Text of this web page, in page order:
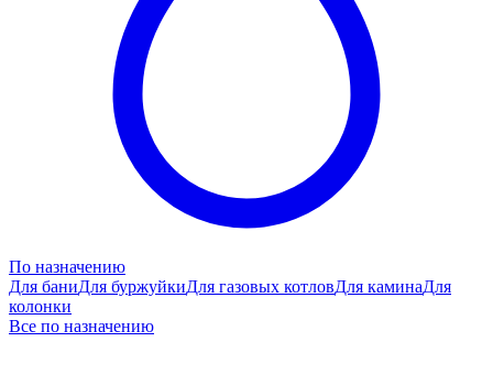
По назначению
Для баниДля буржуйкиДля газовых котловДля каминаДля
колонки
Все по назначению